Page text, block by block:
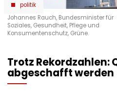
politik
Johannes Rauch, Bundesminister für
Soziales, Gesundheit, Pflege und
Konsumentenschutz, Grüne.
Trotz Rekordzahlen:
abgeschafft werden